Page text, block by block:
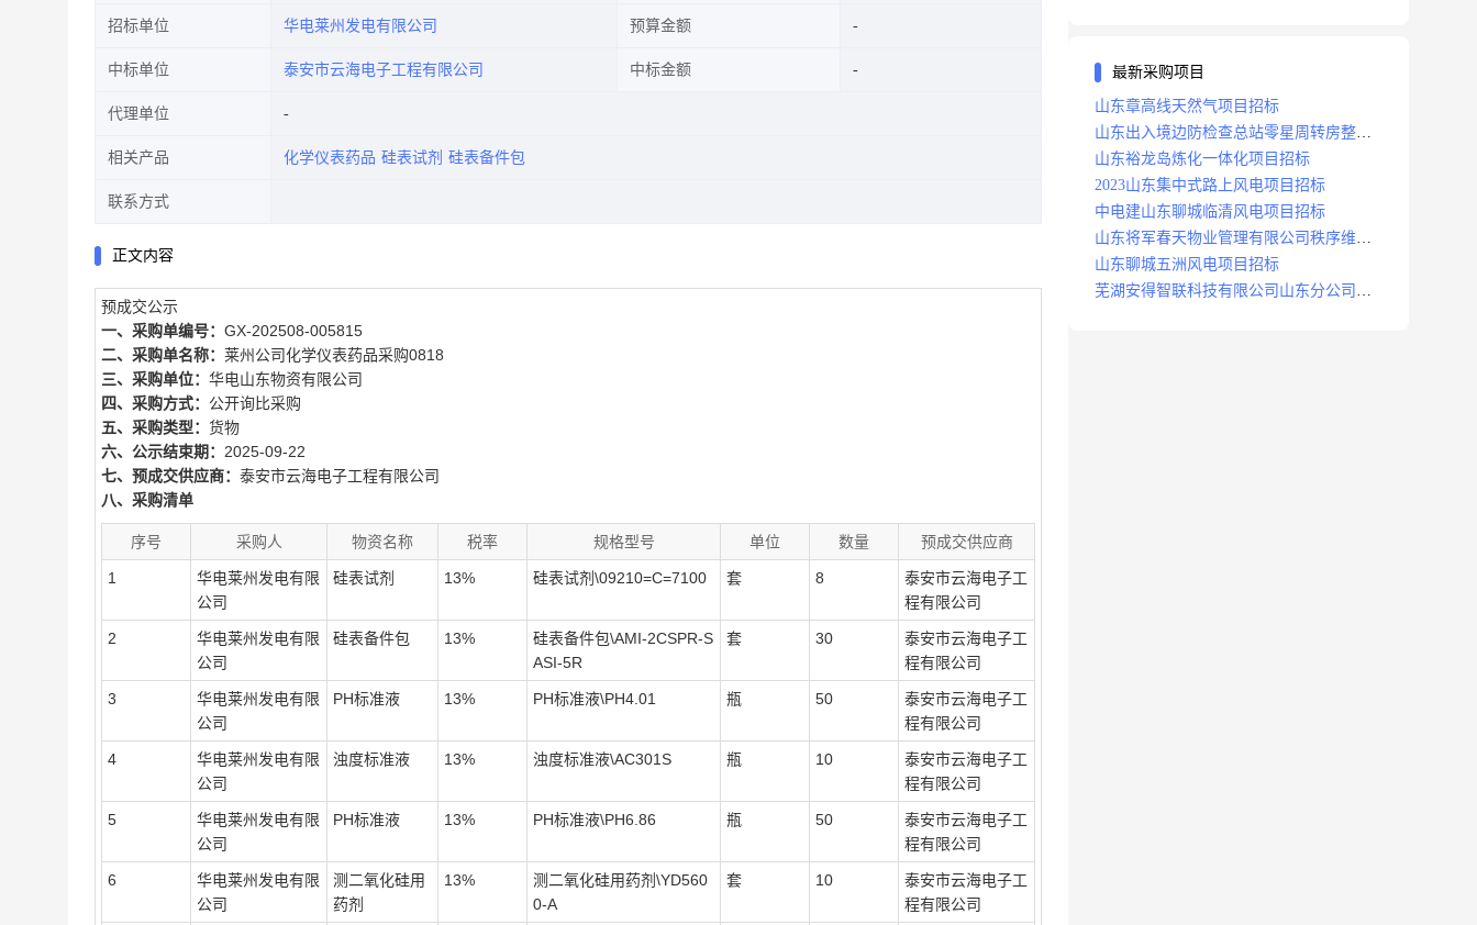
招标单位 华电莱州发电有限公司 预算金额
中标单位 泰安市云海电子工程有限公司 中标金额
代理单位
相关产品 化学仪表药品 硅表试剂 硅表备件包
联系方式
正文内容
预成交公示
一、采购单编号： GX-202508-005815
二、采购单名称： 莱州公司化学仪表药品采购0818
三、采购单位： 华电山东物资有限公司
四、采购方式： 公开询比采购
五、采购类型： 货物
六、公示结束期： 2025-09-22
七、预成交供应商： 泰安市云海电子工程有限公司
八、采购清单
序号 采购人 物资名称 税率 规格型号 单位 数量 预成交供应商
1
华电莱州发电有限
公司
硅表试剂 13% 硅表试剂\09210=C=7100 套 8
泰安市云海电子工
程有限公司
2
华电莱州发电有限
公司
硅表备件包 13%
硅表备件包\AMI-2CSPR-S
ASI-5R
套 30
泰安市云海电子工
程有限公司
3
华电莱州发电有限
公司
PH标准液 13% PH标准液\PH4.01 瓶 50
泰安市云海电子工
程有限公司
4
华电莱州发电有限
公司
浊度标准液 13% 浊度标准液\AC301S 瓶 10
泰安市云海电子工
程有限公司
5
华电莱州发电有限
公司
PH标准液 13% PH标准液\PH6.86 瓶 50
泰安市云海电子工
程有限公司
6
华电莱州发电有限
公司
测二氧化硅用
药剂
13%
测二氧化硅用药剂\YD560
0-A
套 10
泰安市云海电子工
程有限公司
最新采购项目
山东章高线天然气项目招标
山东出入境边防检查总站零星周转房整修
项目招标中标
山东裕龙岛炼化一体化项目招标
2023山东集中式路上风电项目招标
中电建山东聊城临清风电项目招标
山东将军春天物业管理有限公司秩序维护
服务项目招标公告
山东聊城五洲风电项目招标
芜湖安得智联科技有限公司山东分公司济